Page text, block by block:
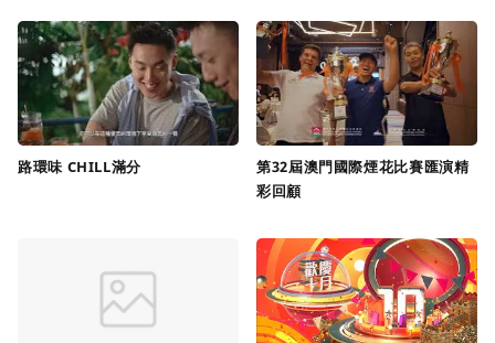
路環味 CHILL滿分
第32屆澳門國際煙花比賽匯演精
彩回顧